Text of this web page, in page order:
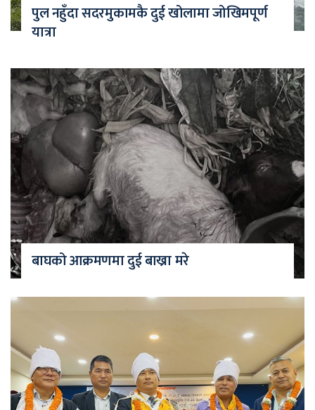
पुल नहुँदा सदरमुकामकै दुई खोलामा जोखिमपूर्ण
यात्रा
बाघको आक्रमणमा दुई बाख्रा मरे